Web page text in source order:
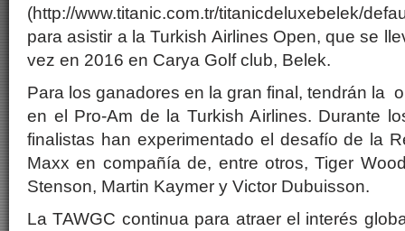
(http://www.titanic.com.tr/titanicdeluxebelek/
para asistir a la Turkish Airlines Open, que se
vez en 2016 en Carya Golf club, Belek.
Para los ganadores en la gran final, tendrán la
en el Pro-Am de la Turkish Airlines. Durante
finalistas han experimentado el desafío de la
Maxx en compañía de, entre otros, Tiger
Stenson, Martin Kaymer y Victor Dubuisson.
La TAWGC continua para atraer el interés